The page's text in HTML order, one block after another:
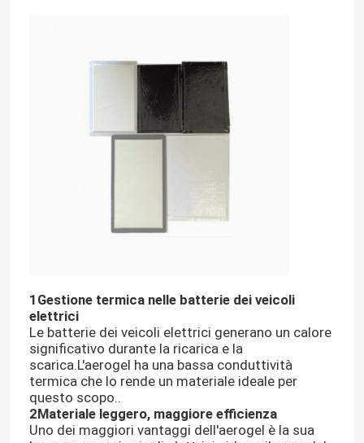
1Gestione termica nelle batterie dei veicoli
elettrici
Le batterie dei veicoli elettrici generano un calore
significativo durante la ricarica e la
scarica.L'aerogel ha una bassa conduttività
termica che lo rende un materiale ideale per
questo scopo..
2Materiale leggero, maggiore efficienza
Uno dei maggiori vantaggi dell'aerogel è la sua